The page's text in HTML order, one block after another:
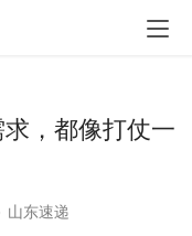
，都像打仗一
山东速递